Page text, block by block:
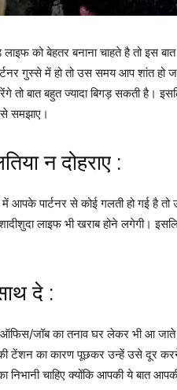
को बेहतर बनाना चाहते है तो इस
गुस्से में हो तो उस समय आप शांत हो
तो बात बहुत ज्यादा बिगड़ सकती है।
समझाए।
न दोहराए :
आपके पार्टनर से कोई गलती हो गई है
लाइफ भी खराब होने लगेगी।
दे :
जॉब का तनाव घर लेकर भी आ जाते
टेंशन का कारण पूछकर उन्हें उसे दूर करने
निभानी चाहिए क्योंकि आपकी ये बात